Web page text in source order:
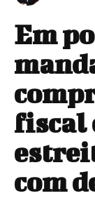
Em
fiscal
com